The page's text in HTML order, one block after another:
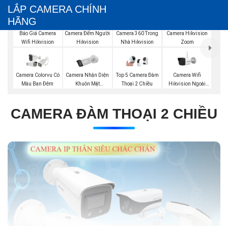
LẮP CAMERA CHÍNH
HÃNG
Báo Giá Camera
Wifi Hikvision
Camera Đếm Người
Hikvision
Camera 360 Trong
Nhà Hikvision
Camera Hikvision
Zoom
Camera Colorvu Có
Màu Ban Đêm
Camera Nhận Diện
Khuôn Mặt
Top 5 Camera Đàm
Thoại 2 Chiều
Camera Wifi
Hikvision Ngoài
CAMERA ĐÀM THOẠI 2 CHIỀU